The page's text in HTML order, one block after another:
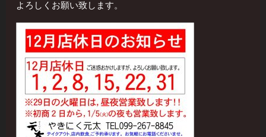
よろしくお願い致します。